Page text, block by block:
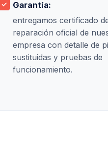
Garantía:
entregamos certificado
reparación oficial de
empresa con detalle de
sustituidas y pruebas de
funcionamiento.